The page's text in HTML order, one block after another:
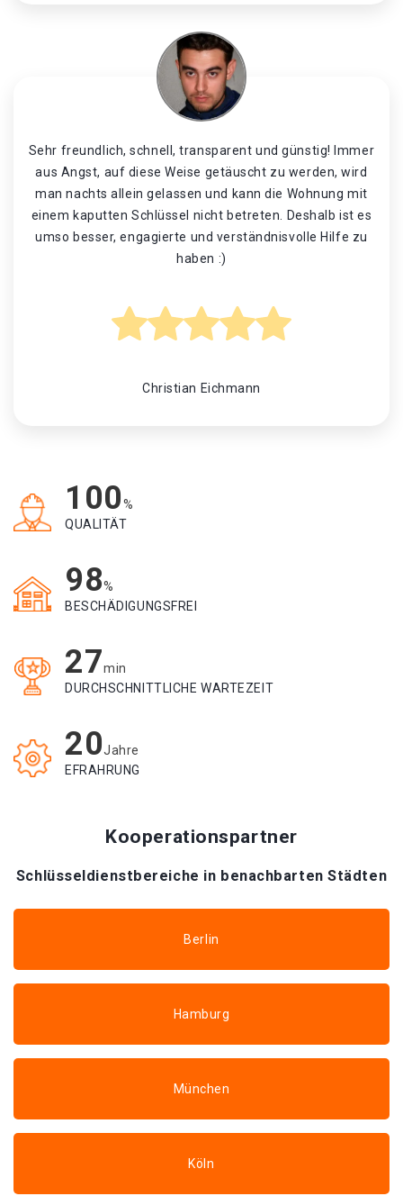
Sehr freundlich, schnell, transparent und günstig! Immer
aus Angst, auf diese Weise getäuscht zu werden, wird
man nachts allein gelassen und kann die Wohnung mit
einem kaputten Schlüssel nicht betreten. Deshalb ist es
umso besser, engagierte und verständnisvolle Hilfe zu
haben :)
Christian Eichmann
100%
QUALITÄT
98%
BESCHÄDIGUNGSFREI
27min
DURCHSCHNITTLICHE WARTEZEIT
20Jahre
EFRAHRUNG
Kooperationspartner
Schlüsseldienstbereiche in benachbarten Städten
Berlin
Hamburg
München
Köln